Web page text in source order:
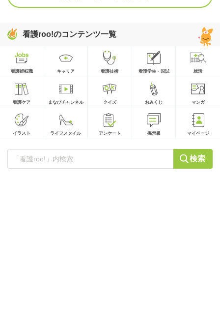
看護roo!のコンテンツ一覧
看護師転職 キャリア 看護技術 看護学生・国試 就活
看護ケア まなびチャンネル クイズ おみくじ マンガ
イラスト ライフスタイル アンケート 掲示板 マイページ
検索